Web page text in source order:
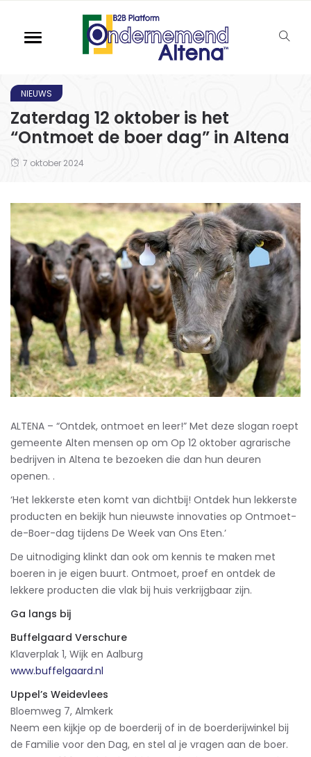
NIEUWS
Zaterdag 12 oktober is het
“Ontmoet de boer dag” in Altena
7 oktober 2024
ALTENA – “Ontdek, ontmoet en leer!” Met deze slogan roept
gemeente Alten mensen op om Op 12 oktober agrarische
bedrijven in Altena te bezoeken die dan hun deuren
openen. .
‘Het lekkerste eten komt van dichtbij! Ontdek hun lekkerste
producten en bekijk hun nieuwste innovaties op Ontmoet-
de-Boer-dag tijdens De Week van Ons Eten.’
De uitnodiging klinkt dan ook om kennis te maken met
boeren in je eigen buurt. Ontmoet, proef en ontdek de
lekkere producten die vlak bij huis verkrijgbaar zijn.
Ga langs bij
Buffelgaard Verschure
Klaverplak 1, Wijk en Aalburg
www.buffelgaard.nl
Uppel’s Weidevlees
Bloemweg 7, Almkerk
Neem een kijkje op de boerderij of in de boerderijwinkel bij
de Familie voor den Dag, en stel al je vragen aan de boer.